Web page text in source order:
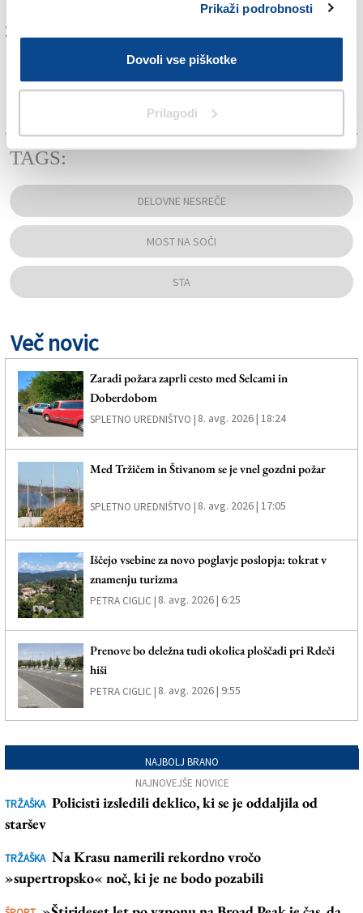
Prikaži podrobnosti
Dovoli vse piškotke
Prilagodi
Za branje in pisanje komentarjev
TAGS:
DELOVNE NESREČE
MOST NA SOČI
STA
Več novic
Zaradi požara zaprli cesto med Selcami in
Doberdobom
SPLETNO UREDNIŠTVO | 8. avg. 2026 | 18:24
Med Tržičem in Štivanom se je vnel gozdni požar
SPLETNO UREDNIŠTVO | 8. avg. 2026 | 17:05
Iščejo vsebine za novo poglavje poslopja: tokrat v
znamenju turizma
PETRA CIGLIC | 8. avg. 2026 | 6:25
Prenove bo deležna tudi okolica ploščadi pri Rdeči
hiši
PETRA CIGLIC | 8. avg. 2026 | 9:55
NAJBOLJ BRANO
NAJNOVEJŠE NOVICE
TRŽAŠKA Policisti izsledili deklico, ki se je oddaljila od
staršev
TRŽAŠKA Na Krasu namerili rekordno vročo
»supertropsko« noč, ki je ne bodo pozabili